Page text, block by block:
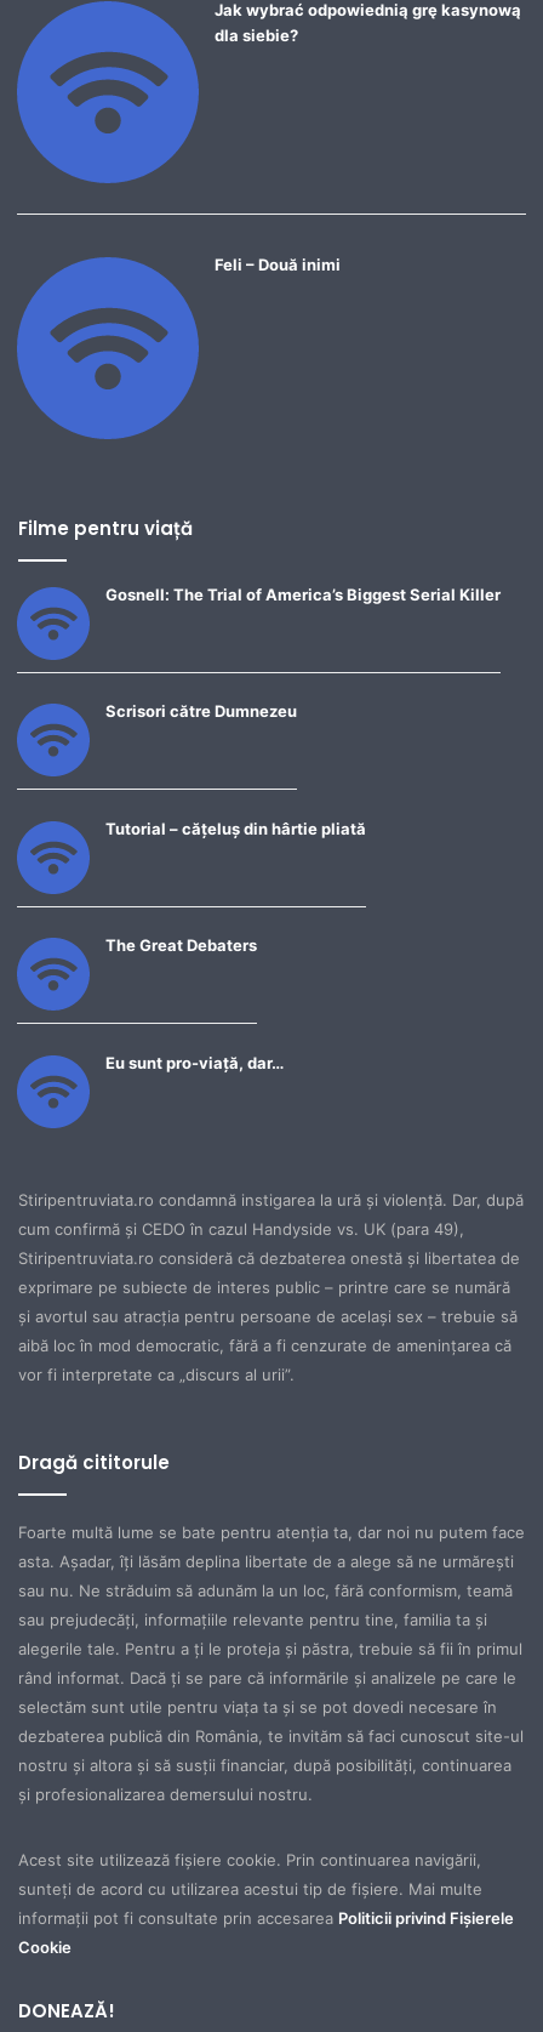
Jak wybrać odpowiednią grę kasynową
dla siebie?
Feli – Două inimi
Filme pentru viață
Gosnell: The Trial of America’s Biggest Serial Killer
Scrisori către Dumnezeu
Tutorial – cățeluș din hârtie pliată
The Great Debaters
Eu sunt pro-viață, dar…
Stiripentruviata.ro condamnă instigarea la ură şi violenţă. Dar, după
cum confirmă şi CEDO în cazul Handyside vs. UK (para 49),
Stiripentruviata.ro consideră că dezbaterea onestă şi libertatea de
exprimare pe subiecte de interes public – printre care se numără
şi avortul sau atracţia pentru persoane de acelaşi sex – trebuie să
aibă loc în mod democratic, fără a fi cenzurate de ameninţarea că
vor fi interpretate ca „discurs al urii”.
Dragă cititorule
Foarte multă lume se bate pentru atenţia ta, dar noi nu putem face
asta. Aşadar, îţi lăsăm deplina libertate de a alege să ne urmăreşti
sau nu. Ne străduim să adunăm la un loc, fără conformism, teamă
sau prejudecăţi, informaţiile relevante pentru tine, familia ta şi
alegerile tale. Pentru a ţi le proteja şi păstra, trebuie să fii în primul
rând informat. Dacă ţi se pare că informările şi analizele pe care le
selectăm sunt utile pentru viaţa ta şi se pot dovedi necesare în
dezbaterea publică din România, te invităm să faci cunoscut site-ul
nostru şi altora şi să susţii financiar, după posibilităţi, continuarea
şi profesionalizarea demersului nostru.
Acest site utilizează fișiere cookie. Prin continuarea navigării,
sunteți de acord cu utilizarea acestui tip de fișiere. Mai multe
informații pot fi consultate prin accesarea Politicii privind Fișierele
Cookie
DONEAZĂ!